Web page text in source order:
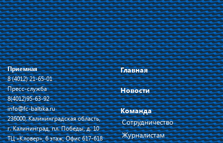
Приемная
8 (4012) 21-65-01
Пресс-служба
8(4012)95-63-92
info@fc-baltika.ru
236000, Калининградская область,
г. Калининград, пл. Победы, д. 10
ТЦ «Кловер», 6 этаж, Офис 617-618
Главная
Новости
Команда
Сотрудничество
Журналистам